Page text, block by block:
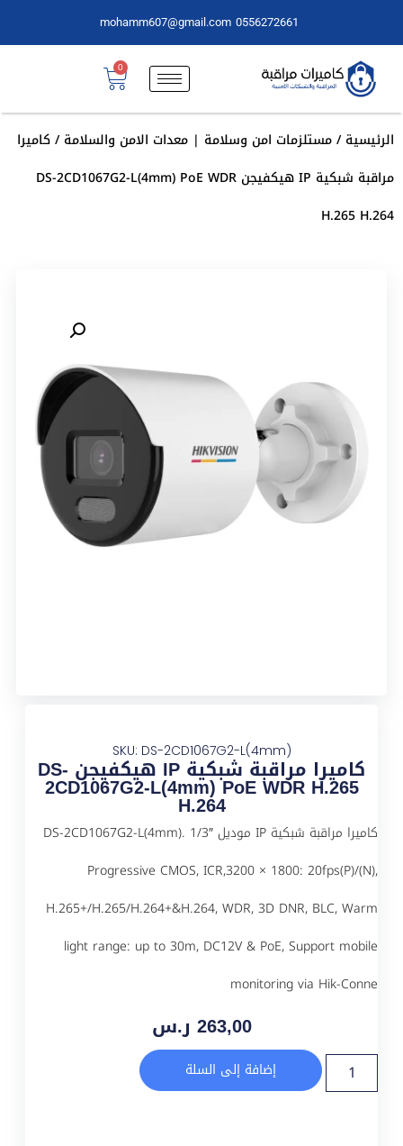
0556272661
mohamm607@gmail.com
0
الرئيسية/مستلزمات امن وسلامة | معدات الامن والسلامة/ كاميرا
مراقبة شبكية IP هيكفيجن DS-2CD1067G2-L(4mm) PoE WDR
H.265 H.264
SKU: DS-2CD1067G2-L(4mm)
كاميرا مراقبة شبكية IP هيكفيجن DS-
2CD1067G2-L(4mm) PoE WDR H.265
H.264
كاميرا مراقبة شبكية IP موديل DS-2CD1067G2-L(4mm). 1/3″
Progressive CMOS, ICR,3200 × 1800: 20fps(P)/(N),
H.265+/H.265/H.264+&H.264, WDR, 3D DNR, BLC, Warm
light range: up to 30m, DC12V & PoE, Support mobile
monitoring via Hik-Conne
263,00 ر.س
إضافة إلى السلة